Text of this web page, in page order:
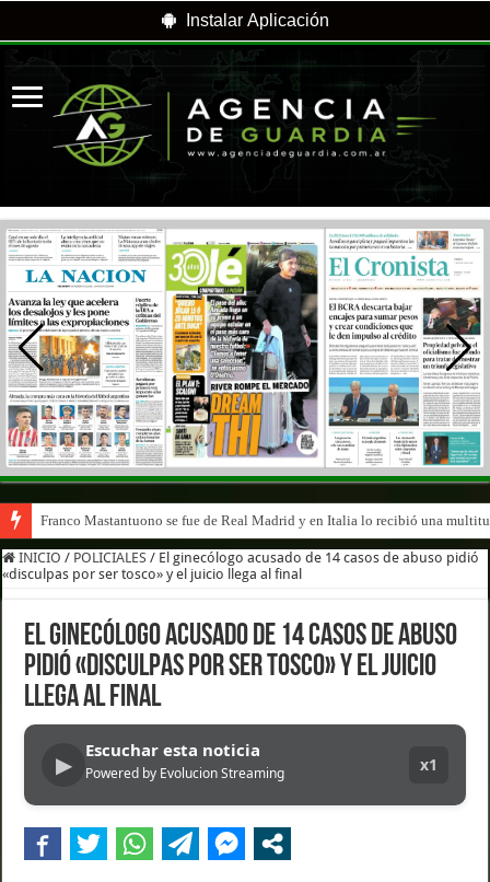
Instalar Aplicación
Franco Mastantuono se fue de Real Madrid y en Italia lo recibió una
INICIO / POLICIALES / El ginecólogo acusado de 14 casos de abuso pidió
«disculpas por ser tosco» y el juicio llega al final
El ginecólogo acusado de 14 casos de abuso
pidió «disculpas por ser tosco» y el juicio
llega al final
▶
Escuchar esta noticia
Powered by Evolucion Streaming x1